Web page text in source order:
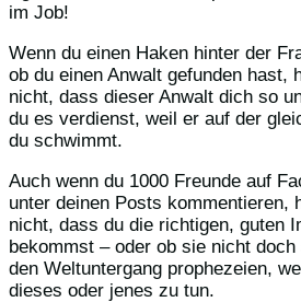
im Job!
Wenn du einen Haken hinter der
ob du einen Anwalt gefunden hast,
nicht, dass dieser Anwalt dich so
du es verdienst, weil er auf der
du schwimmt.
Auch wenn du 1000 Freunde auf
unter deinen Posts kommentieren,
nicht, dass du die richtigen, guten
bekommst – oder ob sie nicht
den Weltuntergang prophezeien,
dieses oder jenes zu tun.